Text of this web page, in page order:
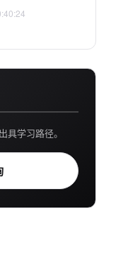
具学习路径。